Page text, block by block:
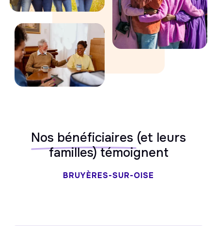
Nos bénéficiaires (et leurs
familles) témoignent
BRUYÈRES-SUR-OISE